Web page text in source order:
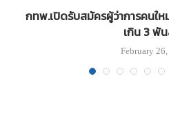
กทพ.เปิดรับสมัครผู้ว่าการคนใ
เกิน 3 พั
February